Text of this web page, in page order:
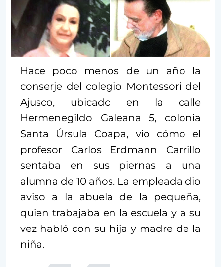
Hace poco menos de un año la
conserje del colegio Montessori del
Ajusco, ubicado en la calle
Hermenegildo Galeana 5, colonia
Santa Úrsula Coapa, vio cómo el
profesor Carlos Erdmann Carrillo
sentaba en sus piernas a una
alumna de 10 años. La empleada dio
aviso a la abuela de la pequeña,
quien trabajaba en la escuela y a su
vez habló con su hija y madre de la
niña.